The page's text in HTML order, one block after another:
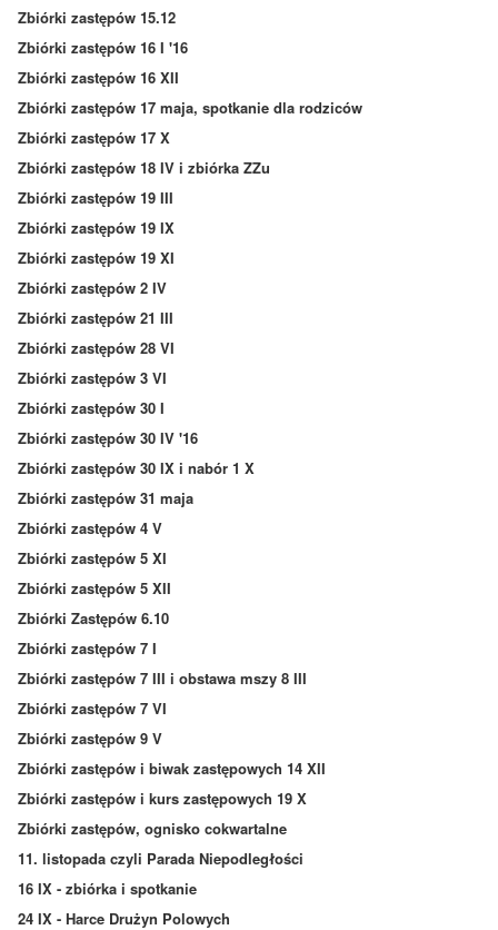
Zbiórki zastępów 15.12
Zbiórki zastępów 16 I '16
Zbiórki zastępów 16 XII
Zbiórki zastępów 17 maja, spotkanie dla rodziców
Zbiórki zastępów 17 X
Zbiórki zastępów 18 IV i zbiórka ZZu
Zbiórki zastępów 19 III
Zbiórki zastępów 19 IX
Zbiórki zastępów 19 XI
Zbiórki zastępów 2 IV
Zbiórki zastępów 21 III
Zbiórki zastępów 28 VI
Zbiórki zastępów 3 VI
Zbiórki zastępów 30 I
Zbiórki zastępów 30 IV '16
Zbiórki zastępów 30 IX i nabór 1 X
Zbiórki zastępów 31 maja
Zbiórki zastępów 4 V
Zbiórki zastępów 5 XI
Zbiórki zastępów 5 XII
Zbiórki Zastępów 6.10
Zbiórki zastępów 7 I
Zbiórki zastępów 7 III i obstawa mszy 8 III
Zbiórki zastępów 7 VI
Zbiórki zastępów 9 V
Zbiórki zastępów i biwak zastępowych 14 XII
Zbiórki zastępów i kurs zastępowych 19 X
Zbiórki zastępów, ognisko cokwartalne
11. listopada czyli Parada Niepodległości
16 IX - zbiórka i spotkanie
24 IX - Harce Drużyn Polowych